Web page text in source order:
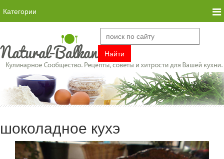
Категории
шоколадное кухэ